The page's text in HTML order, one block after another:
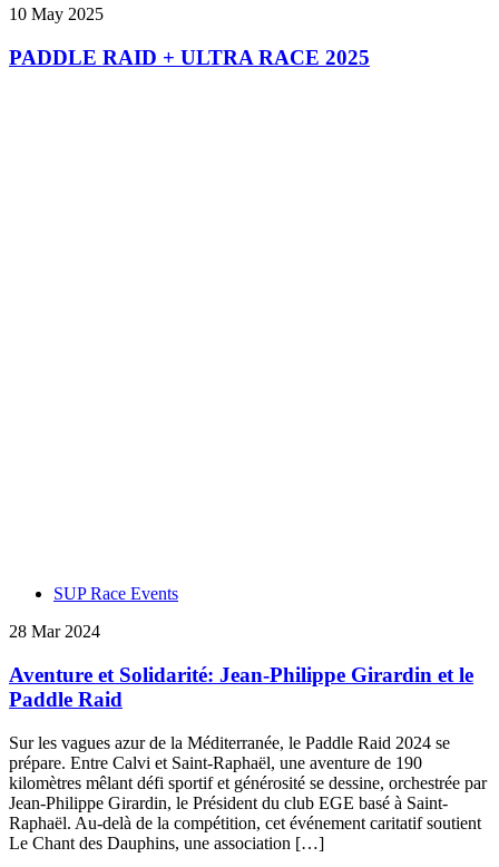
10 May 2025
PADDLE RAID + ULTRA RACE 2025
SUP Race Events
28 Mar 2024
Aventure et Solidarité: Jean-Philippe Girardin et le
Paddle Raid
Sur les vagues azur de la Méditerranée, le Paddle Raid 2024 se
prépare. Entre Calvi et Saint-Raphaël, une aventure de 190
kilomètres mêlant défi sportif et générosité se dessine, orchestrée par
Jean-Philippe Girardin, le Président du club EGE basé à Saint-
Raphaël. Au-delà de la compétition, cet événement caritatif soutient
Le Chant des Dauphins, une association […]